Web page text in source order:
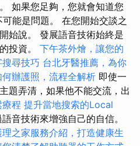
如果您足夠，您就會知道您
能是問題。 在您開始交談之
始說。 發展語音技術始終是
投資。 下午茶外燴，讓您的
尋技巧 台北牙醫推薦，為你
何辦護照，流程全解析 即使一
題弄清，如果他不能交流，出
程 提升當地搜索的Local
音技術來增強自己的自信。
理之家服務介紹，打造健康生